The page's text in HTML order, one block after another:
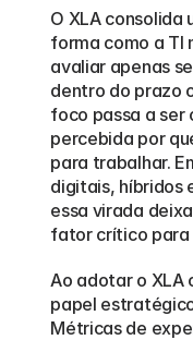
O XLA consolida
forma como a TI
avaliar apenas
dentro do prazo
foco passa a ser
percebida por
para trabalhar.
digitais, híbridos
essa virada
fator crítico para
Ao adotar o XLA
papel
Métricas de